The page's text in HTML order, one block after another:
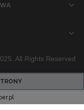
All Rights Reserved